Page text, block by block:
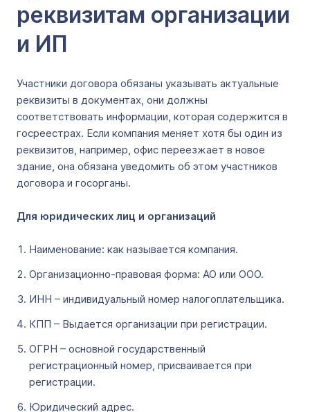
реквизитам организации
и ИП
Участники договора обязаны указывать актуальные
реквизиты в документах, они должны
соответствовать информации, которая содержится в
госреестрах. Если компания меняет хотя бы один из
реквизитов, например, офис переезжает в новое
здание, она обязана уведомить об этом участников
договора и госорганы.
Для юридических лиц и организаций
Наименование: как называется компания.
Организационно-правовая форма: АО или ООО.
ИНН – индивидуальный номер налогоплательщика.
КПП – Выдается организации при регистрации.
ОГРН – основной государственный
регистрационный номер, присваивается при
регистрации.
Юридический адрес.